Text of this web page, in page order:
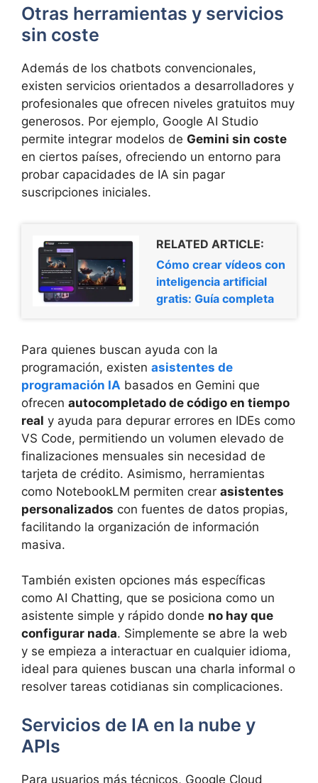
Otras herramientas y servicios
sin coste
Además de los chatbots convencionales,
existen servicios orientados a desarrolladores y
profesionales que ofrecen niveles gratuitos muy
generosos. Por ejemplo, Google AI Studio
permite integrar modelos de Gemini sin coste
en ciertos países, ofreciendo un entorno para
probar capacidades de IA sin pagar
suscripciones iniciales.
RELATED ARTICLE:
Cómo crear vídeos con
inteligencia artificial
gratis: Guía completa
Para quienes buscan ayuda con la
programación, existen asistentes de
programación IA basados en Gemini que
ofrecen autocompletado de código en tiempo
real y ayuda para depurar errores en IDEs como
VS Code, permitiendo un volumen elevado de
finalizaciones mensuales sin necesidad de
tarjeta de crédito. Asimismo, herramientas
como NotebookLM permiten crear asistentes
personalizados con fuentes de datos propias,
facilitando la organización de información
masiva.
También existen opciones más específicas
como AI Chatting, que se posiciona como un
asistente simple y rápido donde no hay que
configurar nada. Simplemente se abre la web
y se empieza a interactuar en cualquier idioma,
ideal para quienes buscan una charla informal o
resolver tareas cotidianas sin complicaciones.
Servicios de IA en la nube y
APIs
Para usuarios más técnicos, Google Cloud